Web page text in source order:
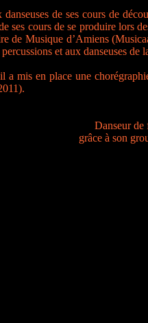
danseuses de ses cours de
ses cours de se produire lors
de Musique d’Amiens
percussions et aux danseuses
en place une
Danseur
grâce à son